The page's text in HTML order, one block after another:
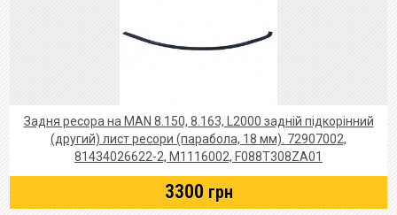
Задня ресора на MAN 8.150, 8.163, L2000 задній підкорінний
(другий) лист ресори (парабола, 18 мм). 72907002,
81434026622-2, M1116002, F088T308ZA01
3300 грн